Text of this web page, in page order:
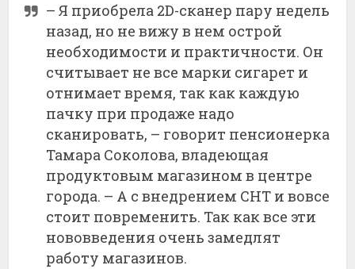
– Я приобрела 2D-сканер пару недель
назад, но не вижу в нем острой
необходимости и практичности. Он
считывает не все марки сигарет и
отнимает время, так как каждую
пачку при продаже надо
сканировать, – говорит пенсионерка
Тамара Соколова, владеющая
продуктовым магазином в центре
города. – А с внедрением СНТ и вовсе
стоит повременить. Так как все эти
нововведения очень замедлят
работу магазинов.